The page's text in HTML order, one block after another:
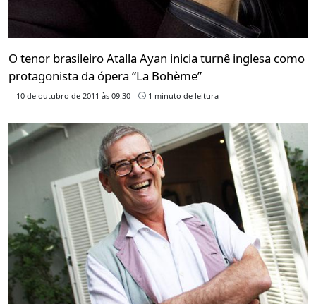
O tenor brasileiro Atalla Ayan inicia turnê inglesa como
protagonista da ópera “La Bohème”
10 de outubro de 2011 às 09:30 1 minuto de leitura